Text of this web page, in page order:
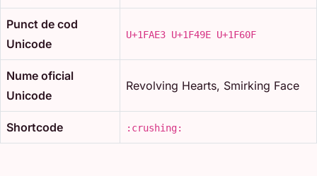
Punct de cod
Unicode
U+1FAE3 U+1F49E U+1F60F
Nume oficial
Unicode
Revolving Hearts, Smirking Face
Shortcode :crushing: